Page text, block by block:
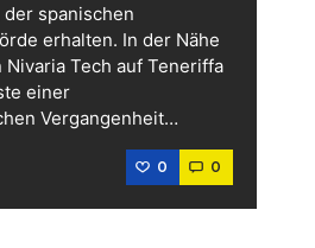
spanischen
erhalten. In der Nähe
Tech auf Teneriffa
einer
Vergangenheit…
0 0